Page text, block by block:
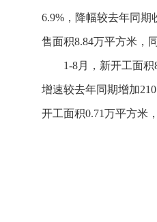
6.9%，降幅较去年同期
售面积8.84万平方米，
1-8月，新开工面
增速较去年同期增加
开工面积0.71万平方米